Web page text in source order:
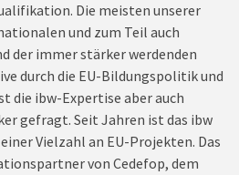
Die meisten unserer
und zum Teil auch
der immer stärker werdenden
durch die EU-Bildungspolitik und
die ibw-Expertise aber auch
gefragt. Seit Jahren ist das ibw
Vielzahl an EU-Projekten. Das
von Cedefop, dem